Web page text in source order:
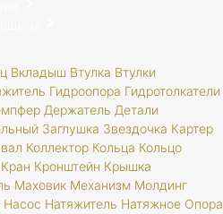
Вкладыш Втулка Втулки
Гидроопора Гидротолкатели
Держатель Детали
Заглушка Звездочка Картер
Коллектор Кольца Кольцо
Кран Кронштейн Крышка
Маховик Механизм Молдинг
Насос Натяжитель Натяжное Опора